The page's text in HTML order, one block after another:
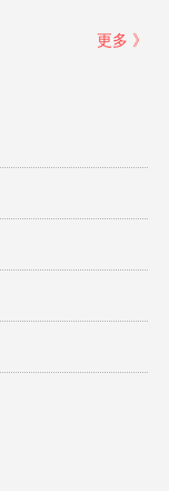
更多 》